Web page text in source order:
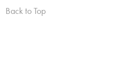
Back to Top